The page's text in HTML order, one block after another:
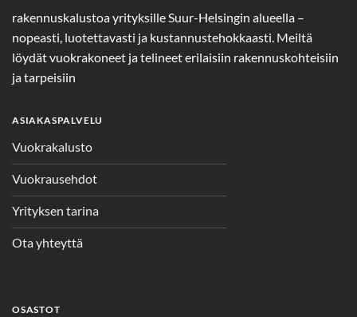
rakennuskalustoa yrityksille Suur-Helsingin alueella –
nopeasti, luotettavasti ja kustannustehokkaasti. Meiltä
löydät vuokrakoneet ja telineet erilaisiin rakennuskohteisiin
ja tarpeisiin
ASIAKASPALVELU
Vuokrakalusto
Vuokrausehdot
Yrityksen tarina
Ota yhteyttä
OSASTOT